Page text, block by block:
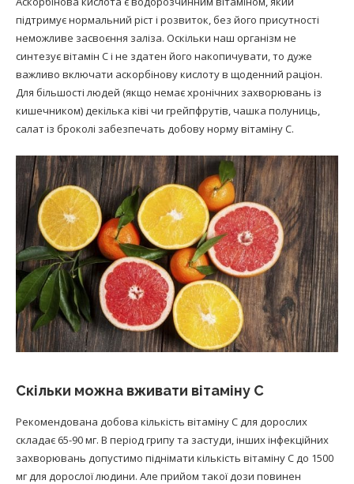
підтримує нормальний ріст і розвиток, без його присутності
неможливе засвоєння заліза. Оскільки наш організм не
синтезує вітамін С і не здатен його накопичувати, то дуже
важливо включати аскорбінову кислоту в щоденний раціон.
Для більшості людей (якщо немає хронічних захворювань із
кишечником) декілька ківі чи грейпфрутів, чашка полуниць,
салат із броколі забезпечать добову норму вітаміну С.
Скільки можна вживати вітаміну С
Рекомендована добова кількість вітаміну С для дорослих
складає 65-90 мг. В період грипу та застуди, інших інфекційних
захворювань допустимо піднімати кількість вітаміну С до 1500
мг для дорослої людини. Але прийом такої дози повинен